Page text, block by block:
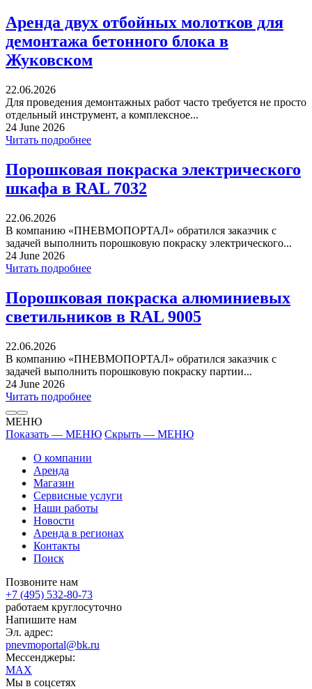
Аренда двух отбойных молотков для
демонтажа бетонного блока в
Жуковском
22.06.2026
Для проведения демонтажных работ часто требуется не просто
отдельный инструмент, а комплексное...
24 June 2026
Читать подробнее
Порошковая покраска электрического
шкафа в RAL 7032
22.06.2026
В компанию «ПНЕВМОПОРТАЛ» обратился заказчик с
задачей выполнить порошковую покраску электрического...
24 June 2026
Читать подробнее
Порошковая покраска алюминиевых
светильников в RAL 9005
22.06.2026
В компанию «ПНЕВМОПОРТАЛ» обратился заказчик с
задачей выполнить порошковую покраску партии...
24 June 2026
Читать подробнее
МЕНЮ
Показать — МЕНЮ Скрыть — МЕНЮ
О компании
Аренда
Магазин
Сервисные услуги
Наши работы
Новости
Аренда в регионах
Контакты
Поиск
Позвоните нам
+7 (495) 532-80-73
работаем круглосуточно
Напишите нам
Эл. адрес:
pnevmoportal@bk.ru
Мессенджеры:
MAX
Мы в соцсетях